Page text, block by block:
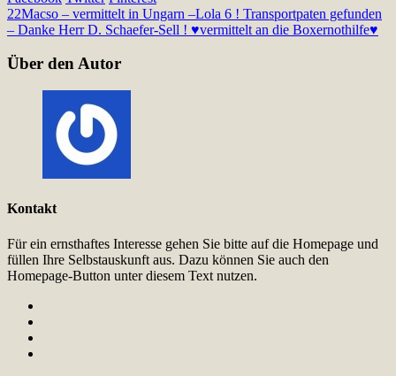
22Macso – vermittelt in Ungarn –Lola 6 ! Transportpaten gefunden
– Danke Herr D. Schaefer-Sell ! ♥vermittelt an die Boxernothilfe♥
Über den Autor
Kontakt
Für ein ernsthaftes Interesse gehen Sie bitte auf die Homepage und
füllen Ihre Selbstauskunft aus. Dazu können Sie auch den
Homepage-Button unter diesem Text nutzen.